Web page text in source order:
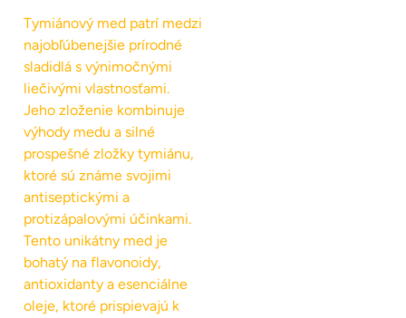
Tymiánový med patrí medzi
najobľúbenejšie prírodné
sladidlá s výnimočnými
liečivými vlastnosťami.
Jeho zloženie kombinuje
výhody medu a silné
prospešné zložky tymiánu,
ktoré sú známe svojimi
antiseptickými a
protizápalovými účinkami.
Tento unikátny med je
bohatý na flavonoidy,
antioxidanty a esenciálne
oleje, ktoré prispievajú k